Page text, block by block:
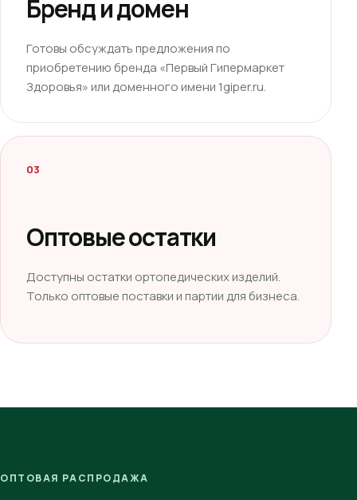
Бренд и домен
Готовы обсуждать предложения по
приобретению бренда «Первый Гипермаркет
Здоровья» или доменного имени 1giper.ru.
03
Оптовые остатки
Доступны остатки ортопедических изделий.
Только оптовые поставки и партии для бизнеса.
ОПТОВАЯ РАСПРОДАЖА